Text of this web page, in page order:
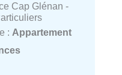
Cap Glénan -
: Appartement